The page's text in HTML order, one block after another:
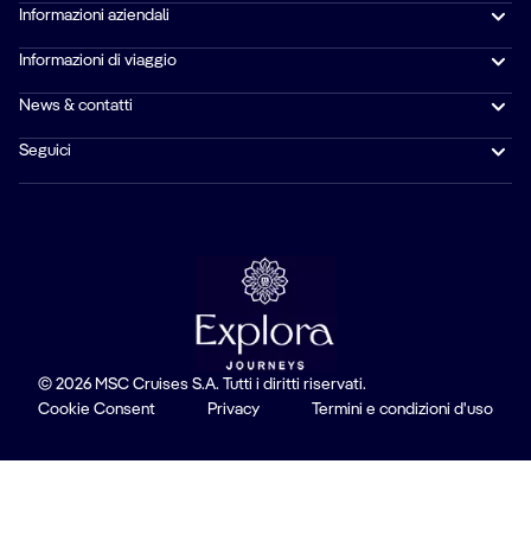
Informazioni aziendali
Informazioni di viaggio
News & contatti
Seguici
© 2026 MSC Cruises S.A. Tutti i diritti riservati.
Cookie Consent
Privacy Termini e condizioni d'uso